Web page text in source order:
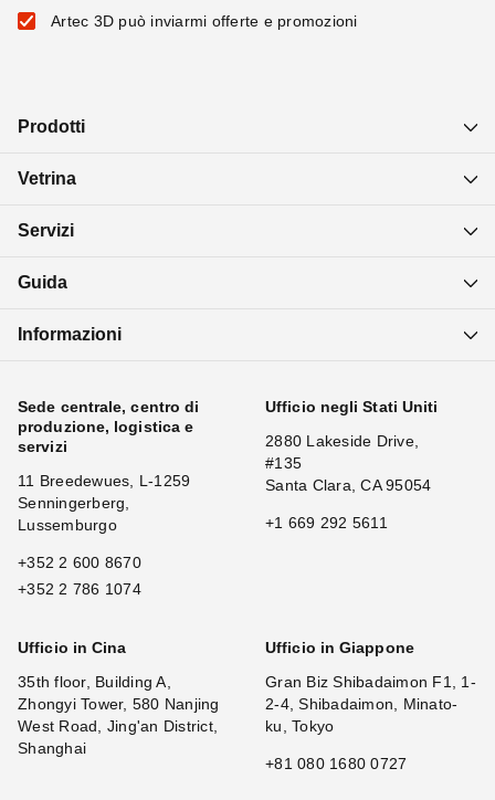
Artec 3D può inviarmi offerte e promozioni
Prodotti
Vetrina
Servizi
Guida
Informazioni
Sede centrale, centro di
produzione, logistica e
servizi
11 Breedewues, L-1259
Senningerberg,
Lussemburgo
+352 2 600 8670
+352 2 786 1074
Ufficio negli Stati Uniti
2880 Lakeside Drive,
#135
Santa Clara, CA 95054
+1 669 292 5611
Ufficio in Cina
35th floor, Building A,
Zhongyi Tower, 580 Nanjing
West Road, Jing'an District,
Shanghai
Ufficio in Giappone
Gran Biz Shibadaimon F1, 1-
2-4, Shibadaimon, Minato-
ku, Tokyo
+81 080 1680 0727